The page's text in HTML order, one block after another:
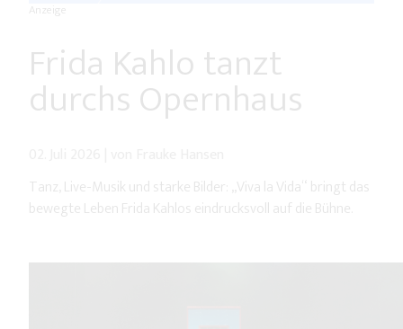
Anzeige
Frida Kahlo tanzt
durchs Opernhaus
Tanz, Live-Musik und starke Bilder: „Viva la Vida“ bringt das
bewegte Leben Frida Kahlos eindrucksvoll auf die Bühne.